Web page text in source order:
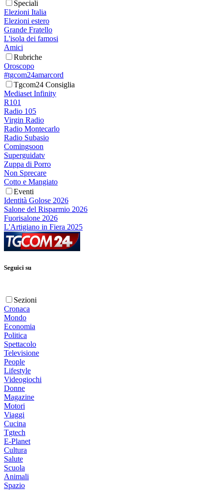
Speciali
Elezioni Italia
Elezioni estero
Grande Fratello
L'isola dei famosi
Amici
Rubriche
Oroscopo
#tgcom24amarcord
Tgcom24 Consiglia
Mediaset Infinity
R101
Radio 105
Virgin Radio
Radio Montecarlo
Radio Subasio
Comingsoon
Superguidatv
Zuppa di Porro
Non Sprecare
Cotto e Mangiato
Eventi
Identità Golose 2026
Salone del Risparmio 2026
Fuorisalone 2026
L'Artigiano in Fiera 2025
Seguici su
Sezioni
Cronaca
Mondo
Economia
Politica
Spettacolo
Televisione
People
Lifestyle
Videogiochi
Donne
Magazine
Motori
Viaggi
Cucina
Tgtech
E-Planet
Cultura
Salute
Scuola
Animali
Spazio